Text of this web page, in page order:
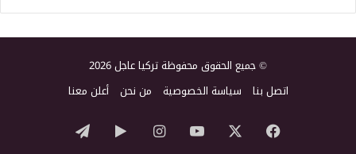
© جميع الحقوق محفوظة تركيا عاجل 2026
اتصل بنا سياسة الخصوصية من نحن أعلن معنا
فيسبوك ‫YouTubeانستقرام‏Googleتيلقرام